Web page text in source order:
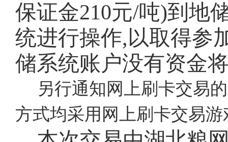
保证金210元/吨)到地
统进行操作,以取得参
储系统账户没有资金
另行通知网上刷卡交易
方式均采用网上刷卡交易